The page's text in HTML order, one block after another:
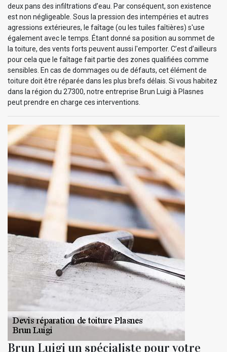
deux pans des infiltrations d’eau. Par conséquent, son existence
est non négligeable. Sous la pression des intempéries et autres
agressions extérieures, le faîtage (ou les tuiles faîtières) s'use
également avec le temps. Étant donné sa position au sommet de
la toiture, des vents forts peuvent aussi l'emporter. C’est d’ailleurs
pour cela que le faîtage fait partie des zones qualifiées comme
sensibles. En cas de dommages ou de défauts, cet élément de
toiture doit être réparée dans les plus brefs délais. Si vous habitez
dans la région du 27300, notre entreprise Brun Luigi à Plasnes
peut prendre en charge ces interventions.
Brun Luigi un spécialiste pour votre